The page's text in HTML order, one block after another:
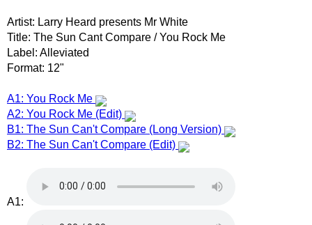
Artist: Larry Heard presents Mr White
Title: The Sun Cant Compare / You Rock Me
Label: Alleviated
Format: 12"
A1: You Rock Me
A2: You Rock Me (Edit)
B1: The Sun Can't Compare (Long Version)
B2: The Sun Can't Compare (Edit)
A1: